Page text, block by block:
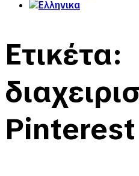
Ετικέτα:
Pinterest